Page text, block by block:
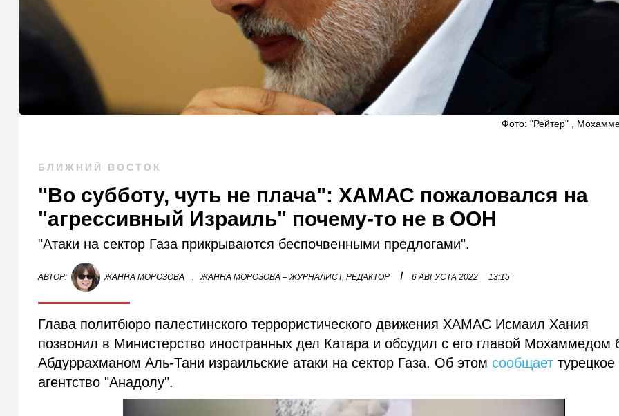
Фото: "Рейтер" ,
БЛИЖНИЙ ВОСТОК
"Во субботу, чуть не плача": ХАМАС пожаловался на
"агрессивный Израиль" почему-то не в ООН
"Атаки на сектор Газа прикрываются беспочвенными предлогами".
АВТОР: ЖАННА МОРОЗОВА , ЖАННА МОРОЗОВА – ЖУРНАЛИСТ, РЕДАКТОР I 6 АВГУСТА 2022 13:15
Глава политбюро палестинского террористического движения ХАМАС Исмаил Хания
позвонил в Министерство иностранных дел Катара и обсудил с его главой Мохаммедом
Абдуррахманом Аль-Тани израильские атаки на сектор Газа. Об этомсообщает турецкое
агентство "Анадолу".